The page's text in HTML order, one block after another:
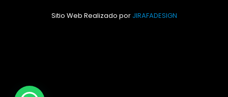
Sitio Web Realizado por JIRAFADESIGN